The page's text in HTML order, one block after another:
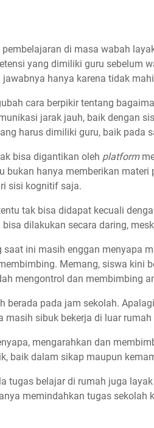
di masa wabah
yang dimiliki guru sebelum
hanya karena tidak
cara berpikir tentang
jarak jauh, baik dengan
harus dimiliki guru, baik pada
bisa digantikan oleh platform
bukan hanya memberikan
sisi kognitif saja.
tak bisa didapat kecuali
dilakukan secara daring,
saat ini masih enggan menyapa
Memang, siswa kini
mengontrol dan membimbing
berada pada jam sekolah.
masih sibuk bekerja di luar
mengarahkan dan
baik dalam sikap maupun
tugas belajar di rumah juga
memindahkan tugas sekolah